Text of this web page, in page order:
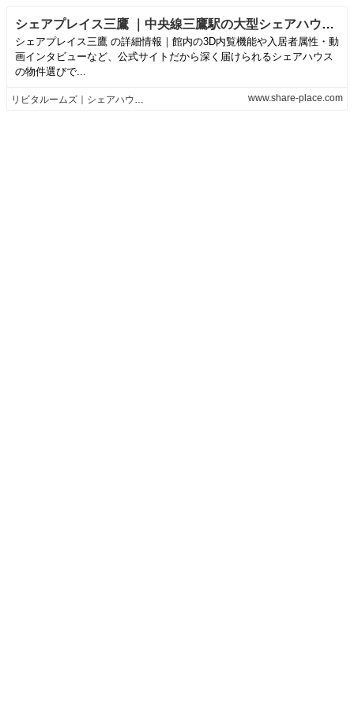
シェアプレイス三鷹 ｜中央線三鷹駅の大型シェアハウス｜リビタルームズ
シェアプレイス三鷹 の詳細情報｜館内の3D内覧機能や入居者属性・動
画インタビューなど、公式サイトだから深く届けられるシェアハウス
の物件選びで...
リビタルームズ｜シェアハウス・賃貸物件探し www.share-place.com